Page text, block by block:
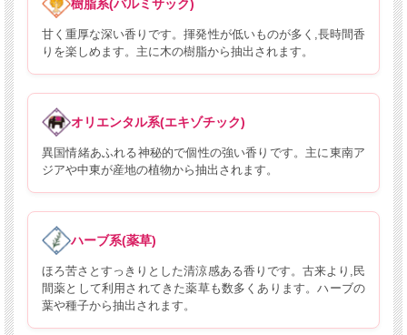
樹脂系(バルミサック)
甘く重厚な深い香りです。揮発性が低いものが多く,長時間香
りを楽しめます。主に木の樹脂から抽出されます。
オリエンタル系(エキゾチック)
異国情緒あふれる神秘的で個性の強い香りです。主に東南ア
ジアや中東が産地の植物から抽出されます。
ハーブ系(薬草)
ほろ苦さとすっきりとした清涼感ある香りです。古来より,民
間薬として利用されてきた薬草も数多くあります。ハーブの
葉や種子から抽出されます。